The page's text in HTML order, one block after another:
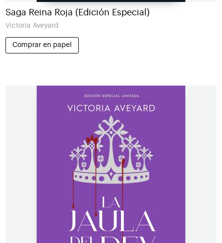
Saga Reina Roja (Edición Especial)
Victoria Aveyard
Comprar en papel